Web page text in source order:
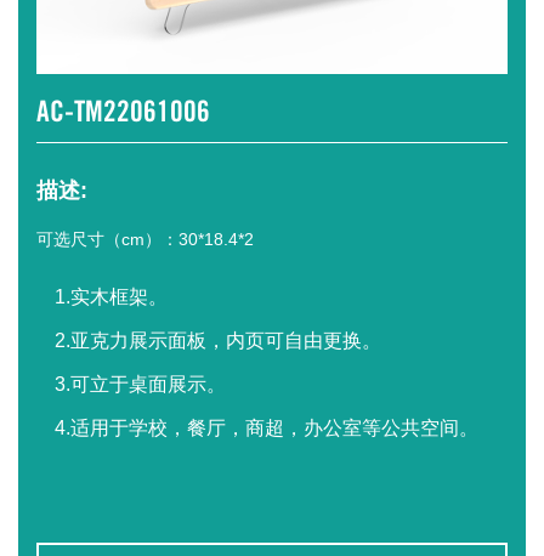
AC-TM22061006
描述:
可选尺寸（cm）：30*18.4*2
1.实木框架。
2.亚克力展示面板，内页可自由更换。
3.可立于桌面展示。
4.适用于学校，餐厅，商超，办公室等公共空间。